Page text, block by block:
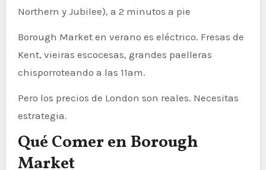
Northern y Jubilee), a 2 minutos a pie
Borough Market en verano es eléctrico. Fresas de
Kent, vieiras escocesas, grandes paelleras
chisporroteando a las 11am.
Pero los precios de London son reales. Necesitas
estrategia.
Qué Comer en Borough
Market